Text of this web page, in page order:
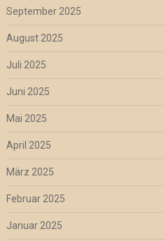
September 2025
August 2025
Juli 2025
Juni 2025
Mai 2025
April 2025
März 2025
Februar 2025
Januar 2025